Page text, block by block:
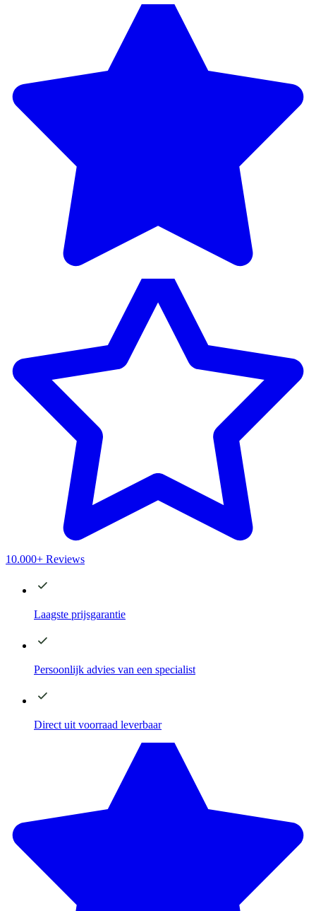
10.000+ Reviews
Laagste prijsgarantie
Persoonlijk advies van een specialist
Direct uit voorraad leverbaar